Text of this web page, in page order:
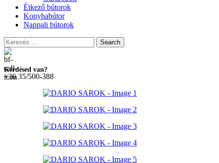
Étkező bútorok
Konyhabútor
Nappali bútorok
Search
Kérdésed van?
+36 35/500-388